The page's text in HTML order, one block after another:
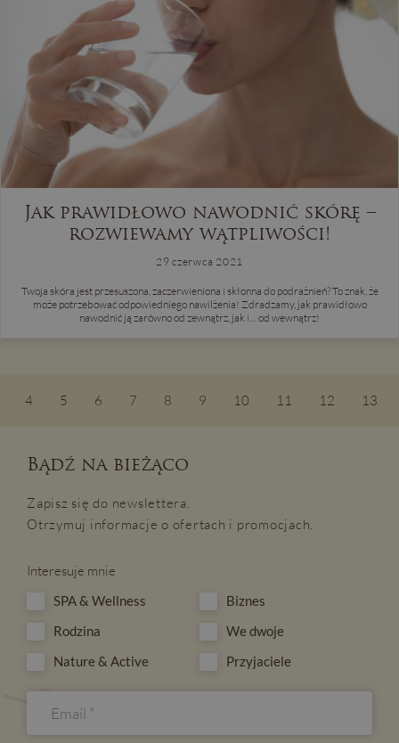
Jak prawidłowo nawodnić skórę –
rozwiewamy wątpliwości!
29 czerwca 2021
Twoja skóra jest przesuszona, zaczerwieniona i skłonna do podrażnień? To znak, że
może potrzebować odpowiedniego nawilżenia! Zdradzamy, jak prawidłowo
nawodnić ją zarówno od zewnątrz, jak i… od wewnątrz!
4 5 6 7 8 9 10 11 12 13
Bądź na bieżąco
Zapisz się do newslettera.
Otrzymuj informacje o ofertach i promocjach.
Interesuje mnie
SPA & Wellness
Biznes
Rodzina
We dwoje
Nature & Active
Przyjaciele